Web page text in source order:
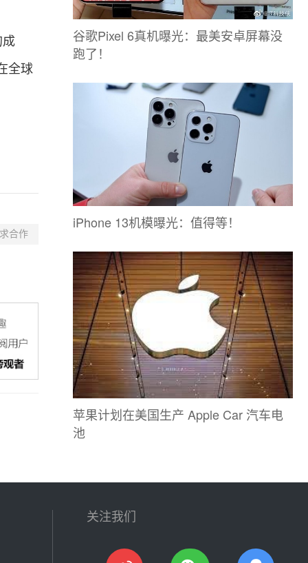
成
全球
合作
谷歌Pixel 6真机曝光：最美安卓屏幕没
跑了！
iPhone 13机模曝光：值得等！
苹果计划在美国生产 Apple Car 汽车电
池
关注我们